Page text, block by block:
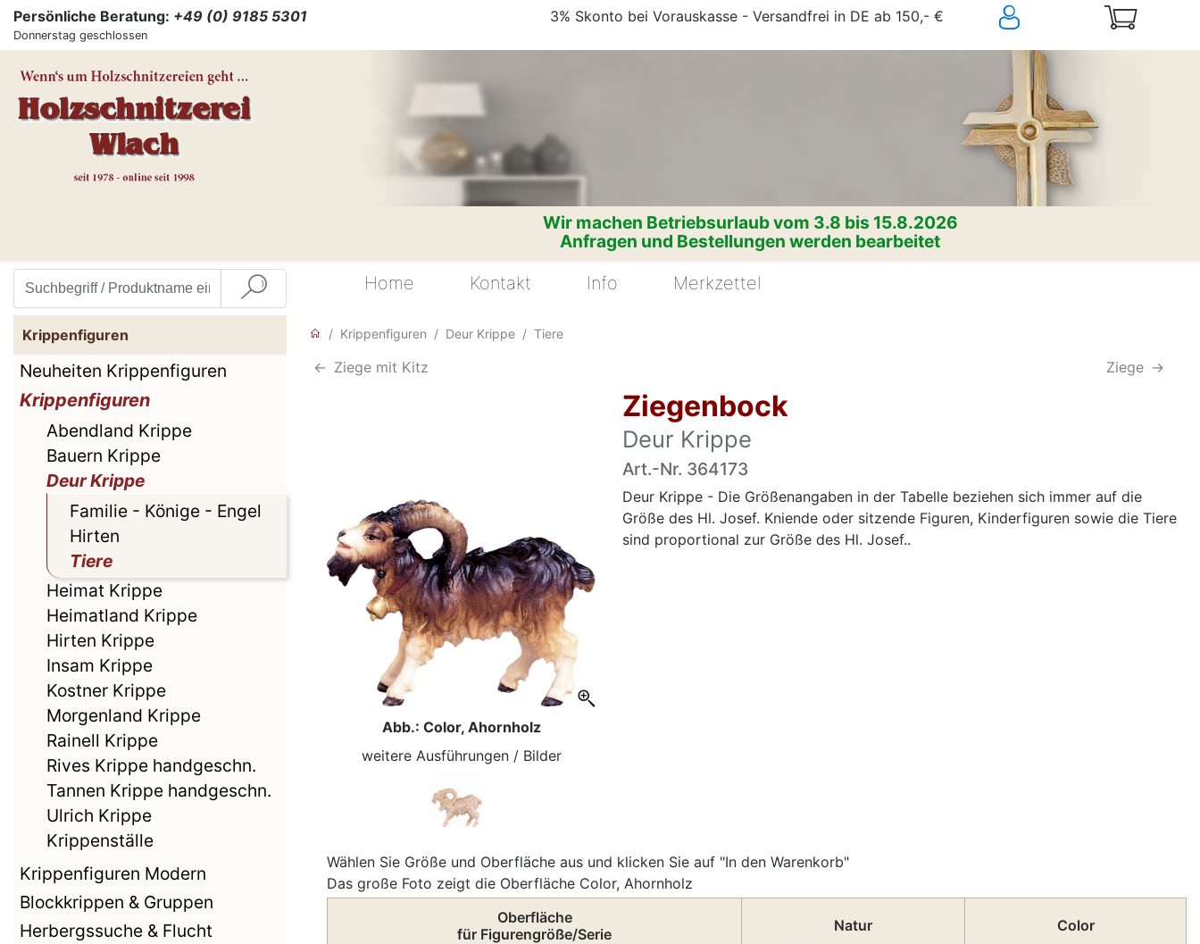
Persönliche Beratung: +49 (0) 9185 5301
Donnerstag geschlossen
3% Skonto bei Vorauskasse - Versandfrei in DE ab 150,- €
Wir machen Betriebsurlaub vom 3.8 bis 15.8.2026
Anfragen und Bestellungen werden bearbeitet
Home
Kontakt Info Merkzettel
Krippenfiguren
Neuheiten Krippenfiguren
Krippenfiguren
Abendland Krippe
Bauern Krippe
Deur Krippe
Familie - Könige - Engel
Hirten
Tiere
Heimat Krippe
Heimatland Krippe
Hirten Krippe
Insam Krippe
Kostner Krippe
Morgenland Krippe
Rainell Krippe
Rives Krippe handgeschn.
Tannen Krippe handgeschn.
Ulrich Krippe
Krippenställe
Krippenfiguren Modern
Blockkrippen & Gruppen
Herbergssuche & Flucht
Krippenfiguren Deur Krippe Tiere
<- Ziege mit Kitz Ziege ->
Abb.: Color, Ahornholz
weitere Ausführungen / Bilder
Ziegenbock
Deur Krippe
Art.-Nr. 364173
Deur Krippe - Die Größenangaben in der Tabelle beziehen sich immer auf die
Größe des Hl. Josef. Kniende oder sitzende Figuren, Kinderfiguren sowie die Tiere
sind proportional zur Größe des Hl. Josef..
Wählen Sie Größe und Oberfläche aus und klicken Sie auf "In den Warenkorb"
Das große Foto zeigt die Oberfläche Color, Ahornholz
Oberfläche
für Figurengröße/Serie
Natur Color